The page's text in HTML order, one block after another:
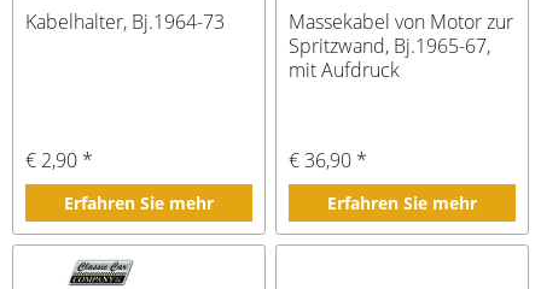
Kabelhalter, Bj.1964-73
€ 2,90 *
Erfahren Sie mehr
Massekabel von Motor zur
Spritzwand, Bj.1965-67,
mit Aufdruck
€ 36,90 *
Erfahren Sie mehr